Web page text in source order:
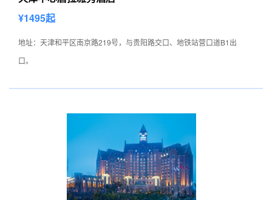
¥1495起
地址：天津和平区南京路219号，与贵阳路交口、地铁站营口道B1出
口。